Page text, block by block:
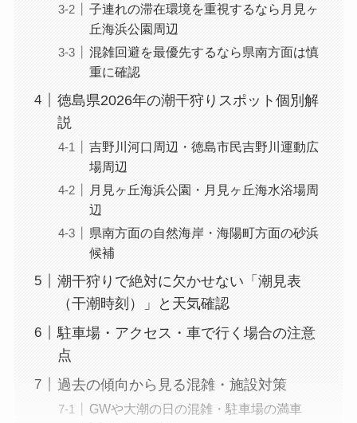
子連れの滞在環境を重視するなら月見ヶ
丘海浜公園周辺
混雑回避を最優先するなら県南方面は慎
重に確認
徳島県2026年の潮干狩りスポット個別解
説
吉野川河口周辺・徳島市民吉野川運動広
場周辺
月見ヶ丘海浜公園・月見ヶ丘海水浴場周
辺
県南方面の自然海岸・海陽町方面の砂浜
候補
潮干狩りで絶対に欠かせない「潮見表
（干潮時刻）」と天気確認
駐車場・アクセス・車で行く場合の注意
点
過去の傾向から見る混雑・施設対策
GWや大潮の日の混雑・駐車場の満車